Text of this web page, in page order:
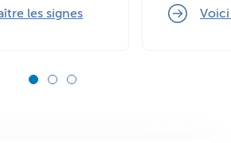
les signes